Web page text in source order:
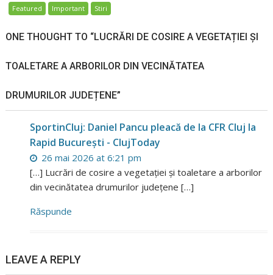
Featured Important Stiri
ONE THOUGHT TO “LUCRĂRI DE COSIRE A VEGETAȚIEI ȘI
TOALETARE A ARBORILOR DIN VECINĂTATEA
DRUMURILOR JUDEȚENE”
SportinCluj: Daniel Pancu pleacă de la CFR Cluj la
Rapid București - ClujToday
26 mai 2026 at 6:21 pm
[…] Lucrări de cosire a vegetației și toaletare a arborilor
din vecinătatea drumurilor județene […]
Răspunde
LEAVE A REPLY